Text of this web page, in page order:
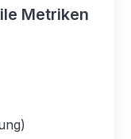
Metriken